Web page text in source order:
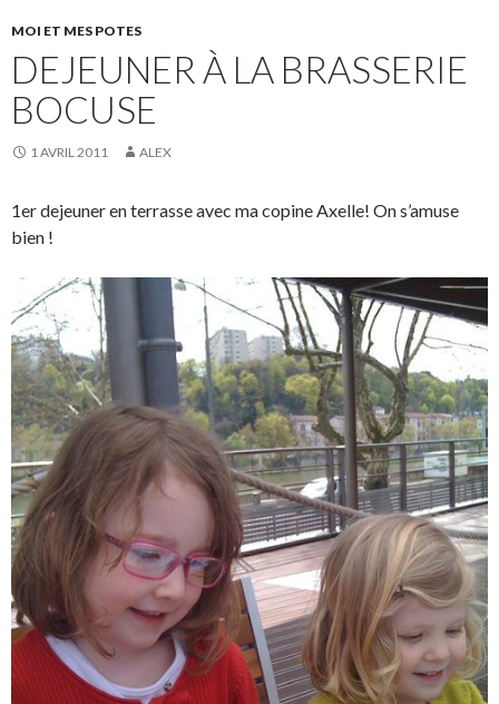
MOI ET MES POTES
DEJEUNER À LA BRASSERIE
BOCUSE
1 AVRIL 2011 ALEX
1er dejeuner en terrasse avec ma copine Axelle! On s’amuse
bien !